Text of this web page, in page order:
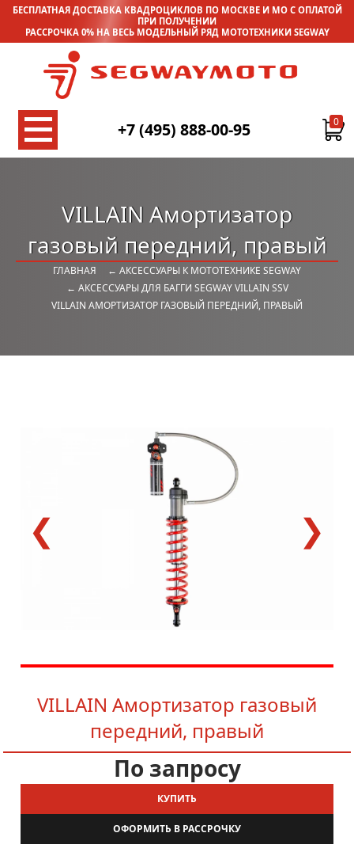
БЕСПЛАТНАЯ ДОСТАВКА КВАДРОЦИКЛОВ ПО МОСКВЕ И МО С ОПЛАТОЙ
ПРИ ПОЛУЧЕНИИ
РАССРОЧКА 0% НА ВЕСЬ МОДЕЛЬНЫЙ РЯД МОТОТЕХНИКИ SEGWAY
+7 (495) 888-00-95 0
VILLAIN Амортизатор
газовый передний, правый
ГЛАВНАЯ
← АКСЕССУАРЫ К МОТОТЕХНИКЕ SEGWAY
← АКСЕССУАРЫ ДЛЯ БАГГИ SEGWAY VILLAIN SSV
VILLAIN АМОРТИЗАТОР ГАЗОВЫЙ ПЕРЕДНИЙ, ПРАВЫЙ
❮ ❯
VILLAIN Амортизатор газовый
передний, правый
По запросу
КУПИТЬ
ОФОРМИТЬ В РАССРОЧКУ